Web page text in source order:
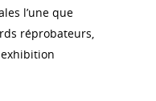
l’une que
réprobateurs,